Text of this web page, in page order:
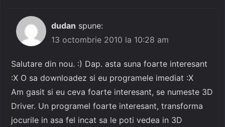
dudan spune:
13 octombrie 2010 la 10:28 am
Salutare din nou. :) Dap. asta suna foarte interesant
:X O sa downloadez si eu programele imediat :X
Am gasit si eu ceva foarte interesant, se numeste 3D
Driver. Un programel foarte interesant, transforma
jocurile in asa fel incat sa le poti vedea in 3D